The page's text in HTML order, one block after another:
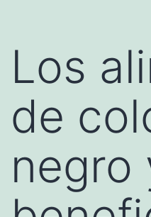
Los
de
negro